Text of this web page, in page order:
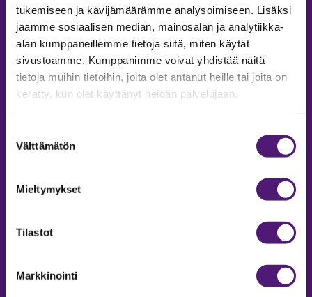
tukemiseen ja kävijämäärämme analysoimiseen. Lisäksi
jaamme sosiaalisen median, mainosalan ja analytiikka-
alan kumppaneillemme tietoja siitä, miten käytät
sivustoamme. Kumppanimme voivat yhdistää näitä
tietoja muihin tietoihin, joita olet antanut heille tai joita on
kerätty, kun olet käyttänyt heidän palvelujaan.
valinta
Välttämätön
Mieltymykset
Tilastot
Markkinointi
MAJOITUS
Tiedustelut & Varaukset